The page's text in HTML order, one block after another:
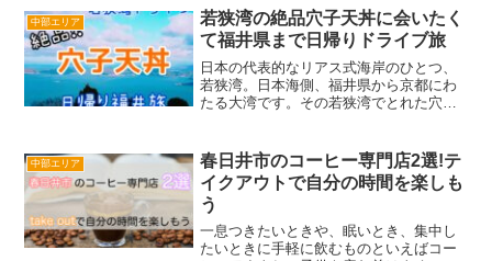
県…50㎞離れているほどです( ;∀;)そんな
飯田市に、このた...
中部エリア
若狭湾の絶品穴子天丼に会いたく
て福井県まで日帰りドライブ旅
日本の代表的なリアス式海岸のひとつ、
若狭湾。日本海側、福井県から京都にわ
たる大湾です。その若狭湾でとれた穴子
っ走りしてきました！学生時代から社会
の授業、特に地理が苦手だ...
中部エリア
春日井市のコーヒー専門店2選!テ
イクアウトで自分の時間を楽しも
う
一息つきたいときや、眠いとき、集中し
たいときに手軽に飲むものといえばコー